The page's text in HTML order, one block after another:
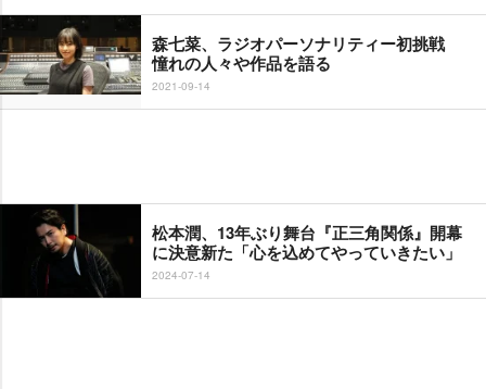
森七菜、ラジオパーソナリティー初挑戦
憧れの人々や作品を語る
2021-09-14
松本潤、13年ぶり舞台『正三角関係』開幕
に決意新た「心を込めてやっていきたい」
2024-07-14